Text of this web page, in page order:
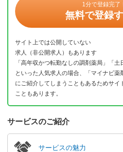
1分で登録完了
無料で登録す
サイト上では公開していない
求人（非公開求人）もあります
「高年収かつ転勤なしの調剤薬局」「土
といった人気求人の場合、「マイナビ
にご紹介してしまうこともあるためサ
こともあります。
サービスのご紹介
サービスの魅力